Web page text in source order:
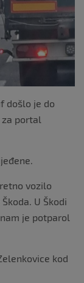
o
k
došlo je do
portal
vozilo
U Škodi
je potparol
kod